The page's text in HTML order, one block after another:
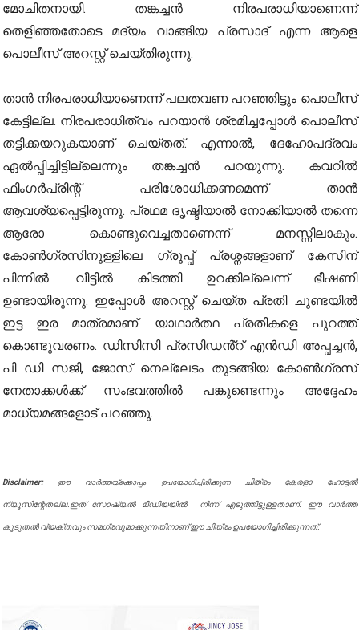
മോചിതനായി. തങ്കച്ചൻ നിരപരാധിയാണെന്ന്
തെളിഞ്ഞതോടെ മദ്യം വാങ്ങിയ പ്രസാദ് എന്ന ആളെ
പൊലീസ് അറസ്റ്റ് ചെയ്തിരുന്നു.
താൻ നിരപരാധിയാണെന്ന് പലതവണ പറഞ്ഞിട്ടും പൊലീസ്
കേട്ടില്ല. നിരപരാധിത്വം പറയാൻ ശ്രമിച്ചപ്പോൾ പൊലീസ്
തട്ടിക്കയറുകയാണ് ചെയ്തത്. എന്നാൽ, ദേഹോപദ്രവം
ഏൽപ്പിച്ചിട്ടില്ലെന്നും തങ്കച്ചൻ പറയുന്നു. കവറിൽ
ഫിംഗർപ്രിന്റ് പരിശോധിക്കണമെന്ന് താൻ
ആവശ്യപ്പെട്ടിരുന്നു. പ്രഥമ ദൃഷ്ടിയാൽ നോക്കിയാൽ തന്നെ
ആരോ കൊണ്ടുവെച്ചതാണെന്ന് മനസ്സിലാകും.
കോൺഗ്രസിനുള്ളിലെ ഗ്രൂപ്പ് പ്രശ്നങ്ങളാണ് കേസിന്
പിന്നിൽ. വീട്ടിൽ കിടത്തി ഉറക്കില്ലെന്ന് ഭീഷണി
ഉണ്ടായിരുന്നു. ഇപ്പോൾ അറസ്റ്റ് ചെയ്ത പ്രതി ചൂണ്ടയിൽ
ഇട്ട ഇര മാത്രമാണ്. യാഥാർത്ഥ പ്രതികളെ പുറത്ത്
കൊണ്ടുവരണം. ഡിസിസി പ്രസിഡൻ്റ് എൻഡി അപ്പച്ചൻ,
പി ഡി സജി, ജോസ് നെല്ലേടം തുടങ്ങിയ കോൺഗ്രസ്
നേതാക്കൾക്ക് സംഭവത്തിൽ പങ്കുണ്ടെന്നും അദ്ദേഹം
മാധ്യമങ്ങളോട് പറഞ്ഞു.
Disclaimer: ഈ വാർത്തയ്ക്കൊപ്പം ഉപയോഗിച്ചിരിക്കുന്ന ചിത്രം കേരളാ ഹോട്ടൽ
ന്യൂസിന്റേതല്ല.ഇത് സോഷ്യൽ മീഡിയയിൽ നിന്ന് എടുത്തിട്ടുള്ളതാണ്. ഈ വാർത്ത
കൂടുതൽ വ്യക്തവും സമഗ്രവുമാക്കുന്നതിനാണ് ഈ ചിത്രം ഉപയോഗിച്ചിരിക്കുന്നത്.